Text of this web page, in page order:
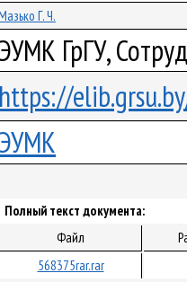
Г. Ч.
ГрГУ,
https://
Полный текст документа:
Файл
568375rar.rar